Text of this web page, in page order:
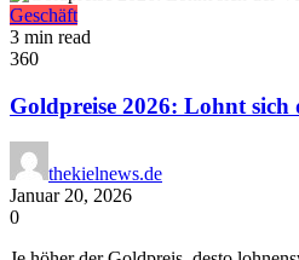
Geschäft
3 min read
360
Goldpreise 2026: Lohnt sich
thekielnews.de
Januar 20, 2026
0